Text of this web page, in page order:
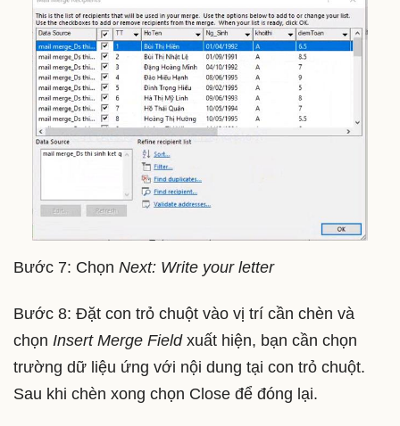
Bước 7: Chọn Next: Write your letter
Bước 8: Đặt con trỏ chuột vào vị trí cần chèn và
chọn Insert Merge Fieldxuất hiện, bạn cần chọn
trường dữ liệu ứng với nội dung tại con trỏ chuột.
Sau khi chèn xong chọn Close để đóng lại.